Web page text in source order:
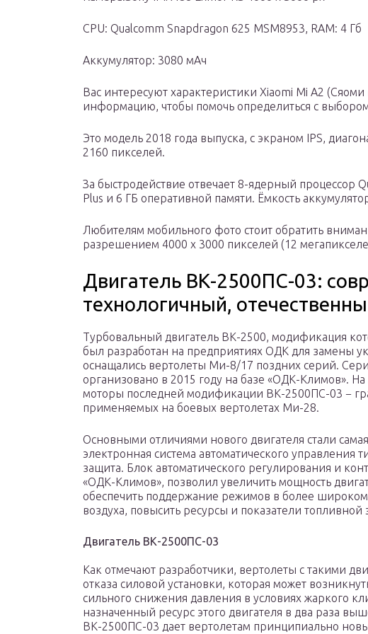
CPU: Qualcomm Snapdragon 625 MSM8953, RAM: 4 Гб
Аккумулятор: 3080 мАч
Вас интересуют характеристики Xiaomi Mi A2
информацию, чтобы помочь определиться с
Это модель 2018 года выпуска, с экраном IPS,
2160 пикселей.
За быстродействие отвечает 8-ядерный процессор
Plus и 6 ГБ оперативной памяти. Ёмкость
Любителям мобильного фото стоит обратить
разрешением 4000 x 3000 пикселей (12
Двигатель ВК-2500ПС-03:
технологичный,
Турбовальный двигатель ВК-2500, модификация
был разработан на предприятиях ОДК для замены
оснащались вертолеты Ми-8/17 поздних серий.
организовано в 2015 году на базе «ОДК-Климов».
моторы последней модификации ВК-2500ПС-03 −
применяемых на боевых вертолетах Ми-28.
Основными отличиями нового двигателя стали
электронная система автоматического управления
защита. Блок автоматического регулирования и
«ОДК-Климов», позволил увеличить мощность
обеспечить поддержание режимов в более
воздуха, повысить ресурсы и показатели топливной
Двигатель ВК-2500ПС-03
Как отмечают разработчики, вертолеты с такими
отказа силовой установки, которая может
сильного снижения давления в условиях жаркого
назначенный ресурс этого двигателя в два раза
ВК-2500ПС-03 дает вертолетам принципиально